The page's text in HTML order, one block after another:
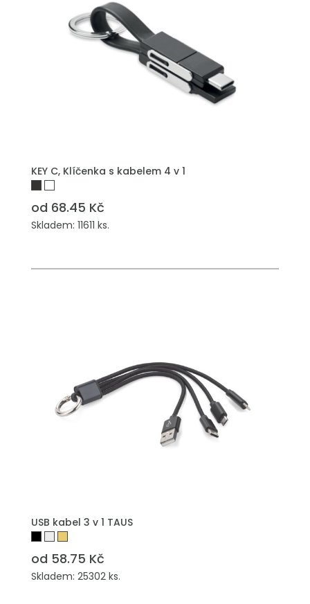
KEY C, Klíčenka s kabelem 4 v 1
od 68.45 Kč
Skladem: 11611 ks.
USB kabel 3 v 1 TAUS
od 58.75 Kč
Skladem: 25302 ks.